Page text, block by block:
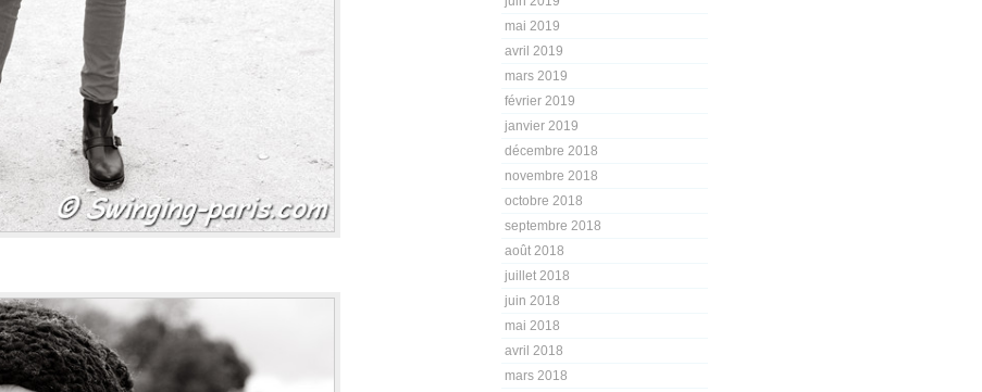
mai 2019
avril 2019
mars 2019
février 2019
janvier 2019
décembre 2018
novembre 2018
octobre 2018
septembre 2018
août 2018
juillet 2018
juin 2018
mai 2018
avril 2018
mars 2018